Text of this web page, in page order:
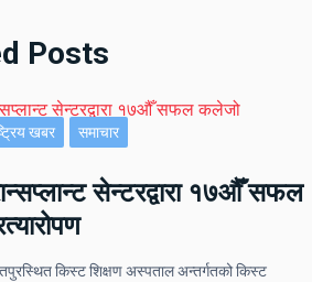
Posts
खबर समाचार
सेन्टरद्वारा १७औँ सफल
किस्ट शिक्षण अस्पताल अन्तर्गतको किस्ट